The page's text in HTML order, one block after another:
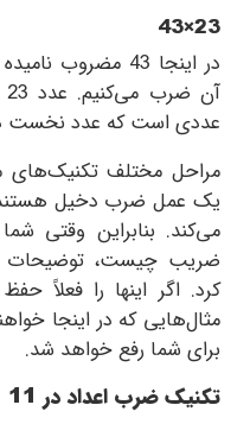
43×23
در اینجا 43 مضروب
آن ضرب می‌کنیم. عدد 23
عددی است که عدد نخست
مراحل مختلف تکنیک‌های
یک عمل ضرب دخیل
می‌کند. بنابراین وقتی
ضریب چیست، توضیحات
کرد. اگر اینها را فعلاً حفظ
مثال‌هایی که در اینجا
برای شما رفع خواهد شد.
تکنیک ضرب اعداد در 11